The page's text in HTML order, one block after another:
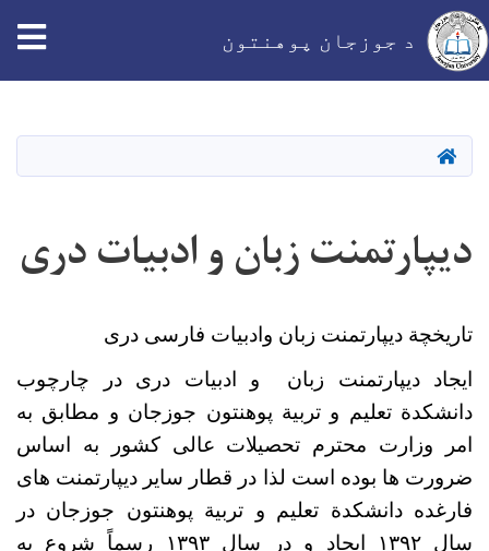
د جوزجان پوهنتون
کور
دیپارتمنت زبان و ادبیات دری
تاریخچة دیپارتمنت زبان وادبیات فارسی دری
ایجاد دیپارتمنت زبان و ادبیات دری در چارچوب
دانشکدة تعلیم و تربیة‌ پوهنتون جوزجان و مطابق به
امر وزارت محترم تحصیلات عالی کشور به اساس
ضرورت ها بوده است لذا در قطار سایر دیپارتمنت های
فارغده دانشکدة تعلیم و تربیة پوهنتون جوزجان در
سال ۱۳۹۲ ایجاد و در سال ۱۳۹۳ رسماً شروع به